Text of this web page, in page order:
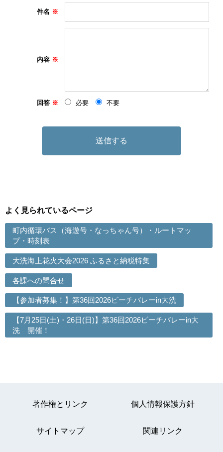
件名
内容
回答 必要 不要
よく見られているページ
町内循環バス（海遊号・なっちゃん号）・ルートマッ
プ・時刻表
大洗海上花火大会2026 ふるさと納税特集
各課への問合せ
【参加者募集！】第36回2026ビーチバレーin大洗
【7月25日(土)・26日(日)】第36回2026ビーチバレーin大
洗 開催！
著作権とリンク 個人情報保護方針
サイトマップ 関連リンク